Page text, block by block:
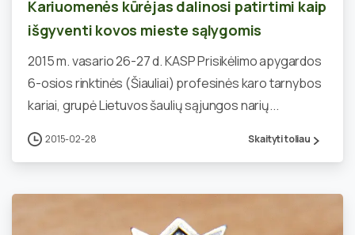
Kariuomenės kūrėjas dalinosi patirtimi kaip
išgyventi kovos mieste sąlygomis
2015 m. vasario 26-27 d. KASP Prisikėlimo apygardos
6-osios rinktinės (Šiauliai) profesinės karo tarnybos
kariai, grupė Lietuvos šaulių sąjungos narių...
2015-02-28 Skaityti toliau